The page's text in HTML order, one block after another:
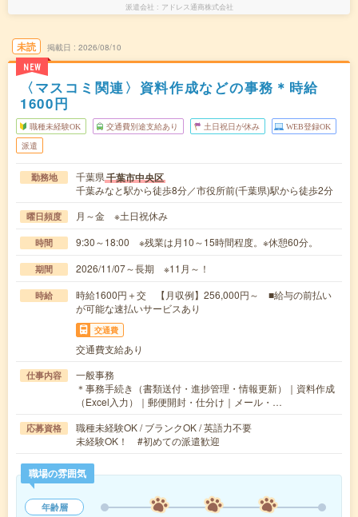
派遣会社 アドレス通商株式会社
未読
NEW
掲載日 2026/08/10
〈マスコミ関連〉資料作成などの事務＊時給
1600円
職種未経験OK 交通費別途支給あり 土日祝日が休み WEB登録OK
派遣
勤務地 千葉県千葉市中央区
千葉みなと駅から徒歩8分／市役所前(千葉県)駅から徒歩2分
曜日頻度 月～金 ※土日祝休み
時間 9:30～18:00 ※残業は月10～15時間程度。※休憩60分。
期間 2026/11/07～長期 ※11月～！
時給
時給1600円＋交 【月収例】256,000円～ ■給与の前払い
が可能な速払いサービスあり
交通費
交通費支給あり
仕事内容
一般事務
＊事務手続き（書類送付・進捗管理・情報更新）｜資料作成
（Excel入力）｜郵便開封・仕分け｜メール・…
応募資格
職種未経験OK / ブランクOK / 英語力不要
未経験OK！ #初めての派遣歓迎
職場の雰囲気
年齢層